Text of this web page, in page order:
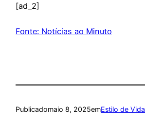
[ad_2]
Fonte: Notícias ao Minuto
Publicadomaio 8, 2025emEstilo de Vida